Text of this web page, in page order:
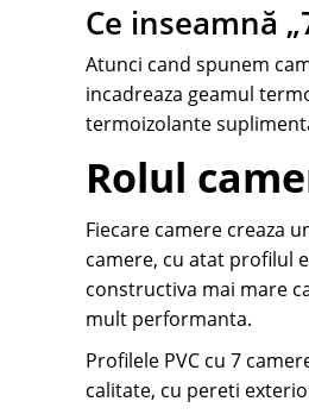
Ce inseamnă
Atunci cand spunem
incadreaza geamul
termoizolante
Rolul
Fiecare camere creaza
camere, cu atat profilul
constructiva mai mare
mult performanta.
Profilele PVC cu 7
calitate, cu pereti